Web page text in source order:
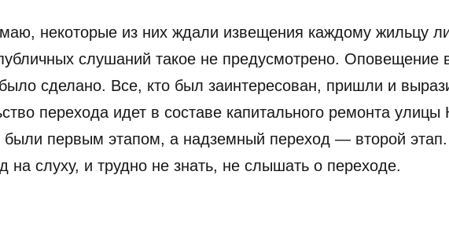
некоторые из них ждали извещения каждому жильцу
слушаний такое не предусмотрено. Оповещение
сделано. Все, кто был заинтересован, пришли и
перехода идет в составе капитального ремонта
были первым этапом, а надземный переход — второй этап.
на слуху, и трудно не знать, не слышать о переходе.